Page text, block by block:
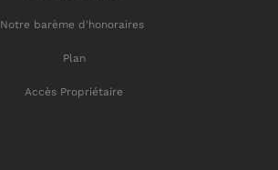
Notre barème d'honoraires
Plan
Accès Propriétaire